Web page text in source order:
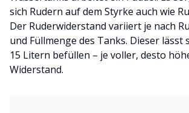
sich Rudern auf dem Styrke auch wie
Der Ruderwiderstand variiert je nach
und Füllmenge des Tanks. Dieser lässt
15 Litern befüllen – je voller, desto
Widerstand.